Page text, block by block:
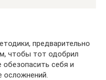
предварительно
чтобы тот одобрил
себя и
осложнений.